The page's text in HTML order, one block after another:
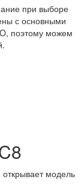
при выборе
с основными
поэтому можем
модель